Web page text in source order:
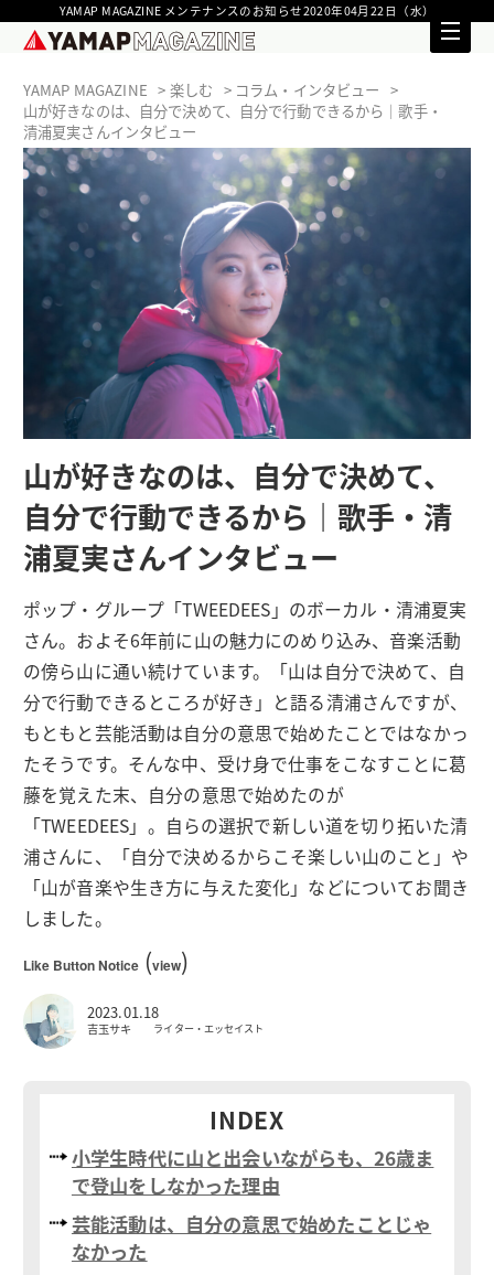
YAMAP MAGAZINE メンテナンスのお知らせ2020年04月22日（水）
YAMAP MAGAZINE 楽しむ
コラム・インタビュー
山が好きなのは、自分で決めて、自分で行動できるから｜歌手・
清浦夏実さんインタビュー
山が好きなのは、自分で決めて、
自分で行動できるから｜歌手・清
浦夏実さんインタビュー
ポップ・グループ「TWEEDEES」のボーカル・清浦夏実
さん。およそ6年前に山の魅力にのめり込み、音楽活動
の傍ら山に通い続けています。「山は自分で決めて、自
分で行動できるところが好き」と語る清浦さんですが、
もともと芸能活動は自分の意思で始めたことではなかっ
たそうです。そんな中、受け身で仕事をこなすことに葛
藤を覚えた末、自分の意思で始めたのが
「TWEEDEES」。自らの選択で新しい道を切り拓いた清
浦さんに、「自分で決めるからこそ楽しい山のこと」や
「山が音楽や生き方に与えた変化」などについてお聞き
しました。
Like Button Notice(view)
2023.01.18
吉玉サキ ライター・エッセイスト
INDEX
小学生時代に山と出会いながらも、26歳ま
で登山をしなかった理由
芸能活動は、自分の意思で始めたことじゃ
なかった